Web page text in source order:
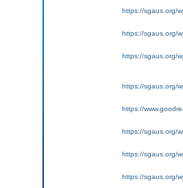
https://sgaus.org/
https://sgaus.org/
https://sgaus.org/
https://sgaus.org/
https://
https://sgaus.org/
https://sgaus.org/
https://sgaus.org/